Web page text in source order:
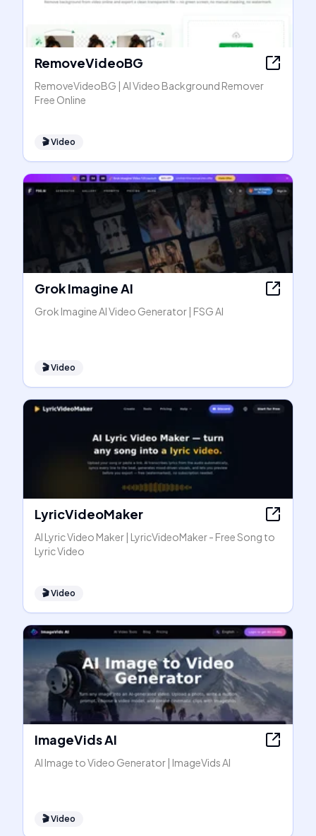
RemoveVideoBG
RemoveVideoBG | AI Video Background Remover
Free Online
🎬Video
Grok Imagine AI
Grok Imagine AI Video Generator | FSG AI
🎬Video
LyricVideoMaker
AI Lyric Video Maker | LyricVideoMaker - Free Song to
Lyric Video
🎬Video
ImageVids AI
AI Image to Video Generator | ImageVids AI
🎬Video